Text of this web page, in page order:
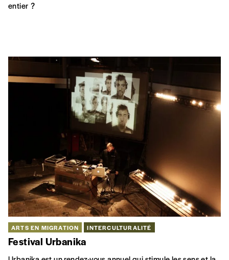
ARTS EN MIGRATION
A qui profite le sale ?
Parce que le rap le vaut bien. Aimer le rap n’est pas tout lui
passer. Si le rap se réduit trop souvent à du sale bien gras, il
faut s’interroger: pourquoi ces représentations virilistes au
sein du rapgame, et surtout pourquoi y réduire le rap tout
entier ?